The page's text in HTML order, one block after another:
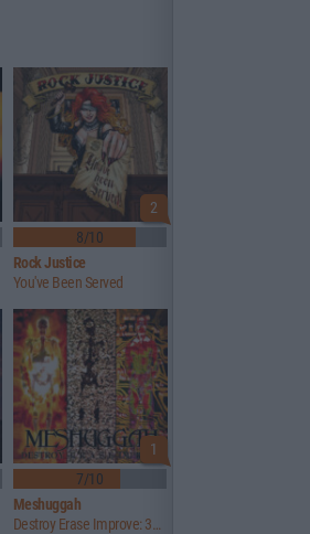
2
8/10
Rock Justice
You've Been Served
1
7/10
Meshuggah
Destroy Erase Improve: 30th Anniversary Edition